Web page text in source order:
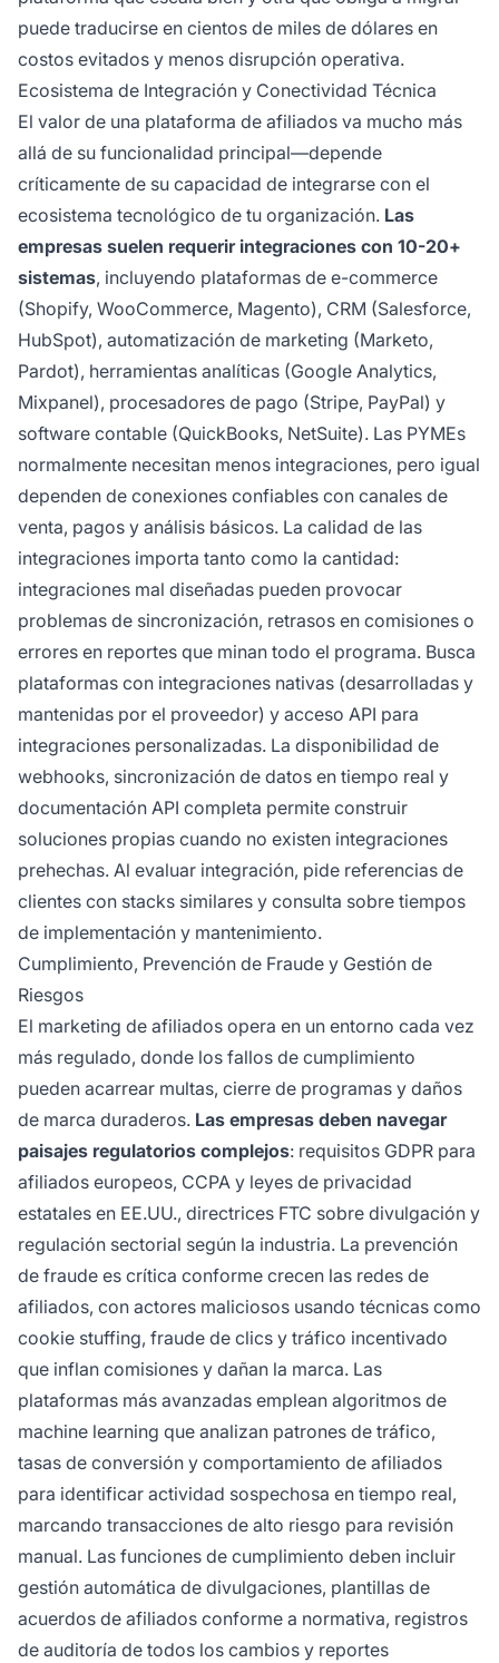
puede traducirse en cientos de miles de dólares en
costos evitados y menos disrupción operativa.
Ecosistema de Integración y Conectividad Técnica
El valor de una plataforma de afiliados va mucho más
allá de su funcionalidad principal—depende
críticamente de su capacidad de integrarse con el
ecosistema tecnológico de tu organización. Las
empresas suelen requerir integraciones con 10-20+
sistemas, incluyendo plataformas de e-commerce
(Shopify, WooCommerce, Magento), CRM (Salesforce,
HubSpot), automatización de marketing (Marketo,
Pardot), herramientas analíticas (Google Analytics,
Mixpanel), procesadores de pago (Stripe, PayPal) y
software contable (QuickBooks, NetSuite). Las PYMEs
normalmente necesitan menos integraciones, pero igual
dependen de conexiones confiables con canales de
venta, pagos y análisis básicos. La calidad de las
integraciones importa tanto como la cantidad:
integraciones mal diseñadas pueden provocar
problemas de sincronización, retrasos en comisiones o
errores en reportes que minan todo el programa. Busca
plataformas con integraciones nativas (desarrolladas y
mantenidas por el proveedor) y acceso API para
integraciones personalizadas. La disponibilidad de
webhooks, sincronización de datos en tiempo real y
documentación API completa permite construir
soluciones propias cuando no existen integraciones
prehechas. Al evaluar integración, pide referencias de
clientes con stacks similares y consulta sobre tiempos
de implementación y mantenimiento.
Cumplimiento, Prevención de Fraude y Gestión de
Riesgos
El marketing de afiliados opera en un entorno cada vez
más regulado, donde los fallos de cumplimiento
pueden acarrear multas, cierre de programas y daños
de marca duraderos. Las empresas deben navegar
paisajes regulatorios complejos: requisitos GDPR para
afiliados europeos, CCPA y leyes de privacidad
estatales en EE.UU., directrices FTC sobre divulgación y
regulación sectorial según la industria. La prevención
de fraude es crítica conforme crecen las redes de
afiliados, con actores maliciosos usando técnicas como
cookie stuffing, fraude de clics y tráfico incentivado
que inflan comisiones y dañan la marca. Las
plataformas más avanzadas emplean algoritmos de
machine learning que analizan patrones de tráfico,
tasas de conversión y comportamiento de afiliados
para identificar actividad sospechosa en tiempo real,
marcando transacciones de alto riesgo para revisión
manual. Las funciones de cumplimiento deben incluir
gestión automática de divulgaciones, plantillas de
acuerdos de afiliados conforme a normativa, registros
de auditoría de todos los cambios y reportes